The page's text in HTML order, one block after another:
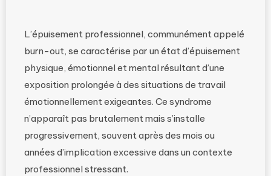
L’épuisement professionnel, communément appelé
burn-out, se caractérise par un état d’épuisement
physique, émotionnel et mental résultant d’une
exposition prolongée à des situations de travail
émotionnellement exigeantes. Ce syndrome
n’apparaît pas brutalement mais s’installe
progressivement, souvent après des mois ou
années d’implication excessive dans un contexte
professionnel stressant.